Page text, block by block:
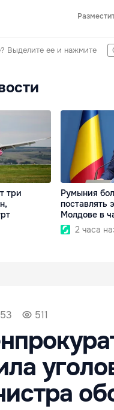
Выделите ее и нажмите
три
Румыния
поставлять
Молдове в
2 часа
511